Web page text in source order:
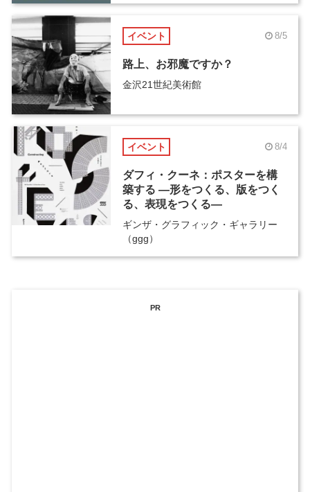
イベント 8/5
路上、お邪魔ですか？
金沢21世紀美術館
イベント 8/4
ダフィ・クーネ：ポスターを構
築する ―形をつくる、版をつく
る、表現をつくる―
ギンザ・グラフィック・ギャラリー
（ggg）
PR